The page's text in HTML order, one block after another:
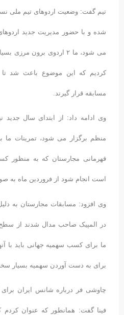
شده و با حضور مدیریت جدید
می شود، ما ۲ اردوی برون
کردیم که این موضوع باعث شد تا
مسابقه قرار گیرند.
وی ادامه داد: از ابتدای سال جدید
منظم برگزار می شود، تمرینات ما
قهرمانی مجارستان که به منظور
است انجام شود از فروردین ماه به
وی افزود: مسابقات مجارستان به
در المپیک صاحب مدال شدند از سطح
ما برای کسب سهمیه جهانی باید با
برای به دست آوردن سهمیه بسیار
چاوشی فر درباره شانس ایران
فینا گفت: همانطور که عنوان کردم